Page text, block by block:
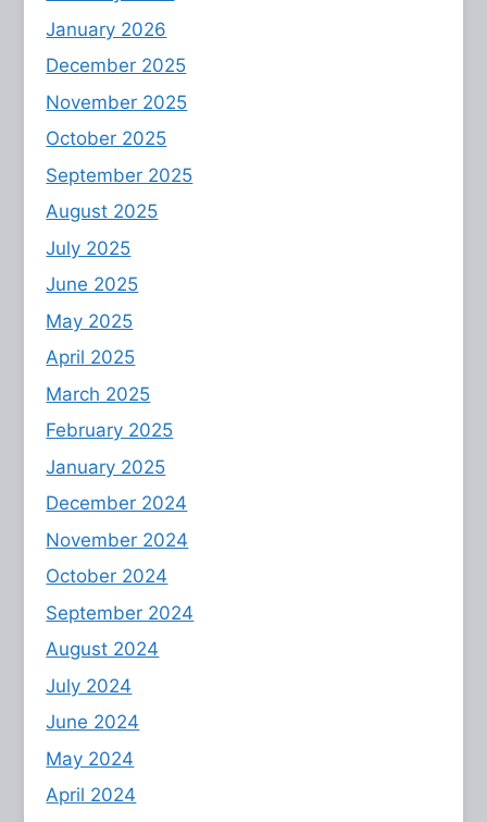
January 2026
December 2025
November 2025
October 2025
September 2025
August 2025
July 2025
June 2025
May 2025
April 2025
March 2025
February 2025
January 2025
December 2024
November 2024
October 2024
September 2024
August 2024
July 2024
June 2024
May 2024
April 2024